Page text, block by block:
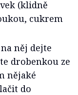
(klidně
cukrem
něj dejte
drobenkou ze
nějaké
do